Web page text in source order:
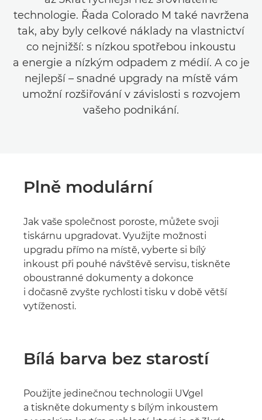
technologie. Řada Colorado M také navržena
tak, aby byly celkové náklady na vlastnictví
co nejnižší: s nízkou spotřebou inkoustu
a energie a nízkým odpadem z médií. A co je
nejlepší – snadné upgrady na místě vám
umožní rozšiřování v závislosti s rozvojem
vašeho podnikání.
Plně modulární
Jak vaše společnost poroste, můžete svoji
tiskárnu upgradovat. Využijte možnosti
upgradu přímo na místě, vyberte si bílý
inkoust při pouhé návštěvě servisu, tiskněte
oboustranné dokumenty a dokonce
i dočasně zvyšte rychlosti tisku v době větší
vytíženosti.
Bílá barva bez starostí
Použijte jedinečnou technologii UVgel
a tiskněte dokumenty s bílým inkoustem